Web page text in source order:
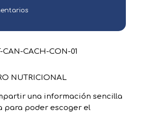
CAN-CACH-CON-01
NUTRICIONAL
una información sencilla
para poder escoger el